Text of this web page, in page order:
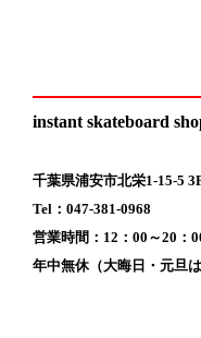
instant skateboard
千葉県浦安市北栄1-15-5
Tel：047-381-0968
営業時間：12：00～20：
年中無休（大晦日・元旦